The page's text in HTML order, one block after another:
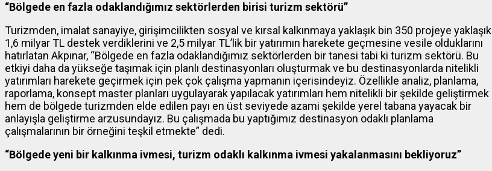
“Bölgede en fazla odaklandığımız sektörlerden birisi turizm sektörü”
Turizmden, imalat sanayiye, girişimcilikten sosyal ve kırsal kalkınmaya yaklaşık bin 350 projeye yaklaşık
1,6 milyar TL destek verdiklerini ve 2,5 milyar TL’lik bir yatırımın harekete geçmesine vesile olduklarını
hatırlatan Akpınar, “Bölgede en fazla odaklandığımız sektörlerden bir tanesi tabi ki turizm sektörü. Bu
etkiyi daha da yükseğe taşımak için planlı destinasyonları oluşturmak ve bu destinasyonlarda nitelikli
yatırımları harekete geçirmek için pek çok çalışma yapmanın içerisindeyiz. Özellikle analiz, planlama,
raporlama, konsept master planları uygulayarak yapılacak yatırımları hem nitelikli bir şekilde geliştirmek
hem de bölgede turizmden elde edilen payı en üst seviyede azami şekilde yerel tabana yayacak bir
anlayışla geliştirme arzusundayız. Bu çalışmada bu yaptığımız destinasyon odaklı planlama
çalışmalarının bir örneğini teşkil etmekte” dedi.
“Bölgede yeni bir kalkınma ivmesi, turizm odaklı kalkınma ivmesi yakalanmasını bekliyoruz”